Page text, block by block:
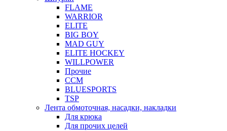
FLAME
WARRIOR
ELITE
BIG BOY
MAD GUY
ELITE HOCKEY
WILLPOWER
Прочие
CCM
BLUESPORTS
TSP
Лента обмоточная, насадки, накладки
Для крюка
Для прочих целей